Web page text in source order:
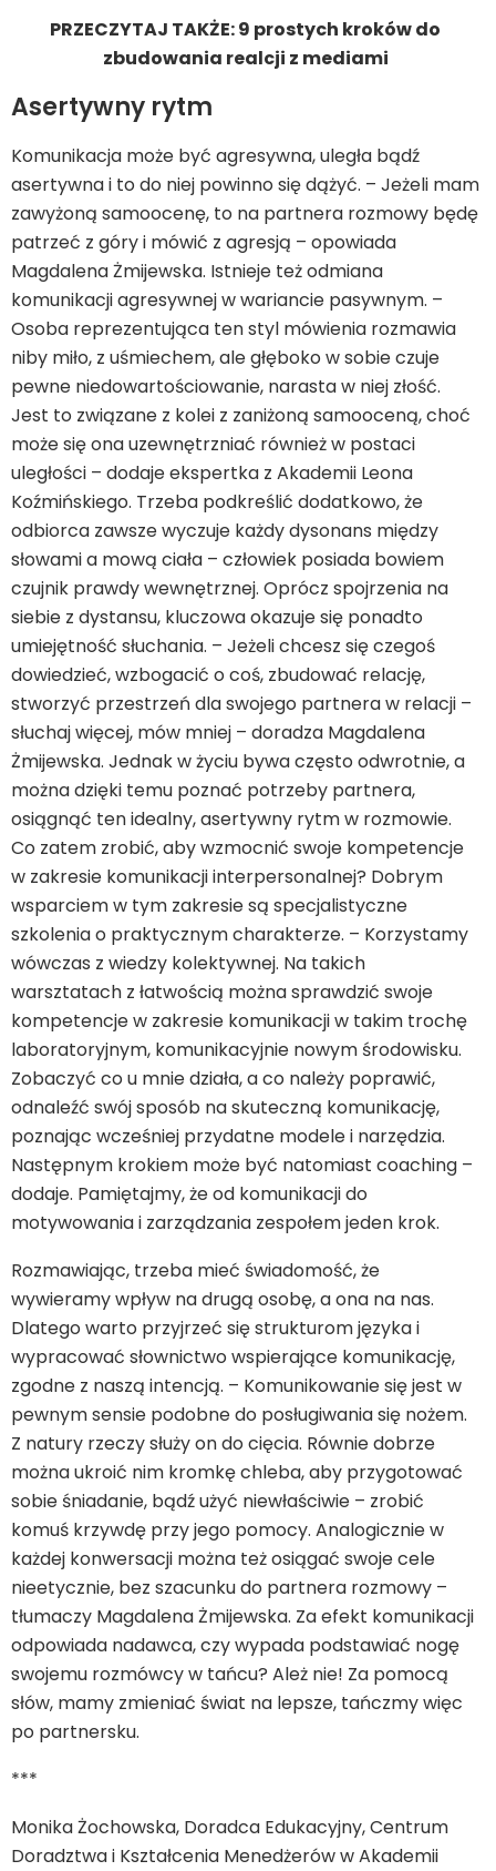
PRZECZYTAJ TAKŻE: 9 prostych kroków do
zbudowania realcji z mediami
Asertywny rytm
Komunikacja może być agresywna, uległa bądź
asertywna i to do niej powinno się dążyć. – Jeżeli mam
zawyżoną samoocenę, to na partnera rozmowy będę
patrzeć z góry i mówić z agresją – opowiada
Magdalena Żmijewska. Istnieje też odmiana
komunikacji agresywnej w wariancie pasywnym. –
Osoba reprezentująca ten styl mówienia rozmawia
niby miło, z uśmiechem, ale głęboko w sobie czuje
pewne niedowartościowanie, narasta w niej złość.
Jest to związane z kolei z zaniżoną samooceną, choć
może się ona uzewnętrzniać również w postaci
uległości – dodaje ekspertka z Akademii Leona
Koźmińskiego. Trzeba podkreślić dodatkowo, że
odbiorca zawsze wyczuje każdy dysonans między
słowami a mową ciała – człowiek posiada bowiem
czujnik prawdy wewnętrznej. Oprócz spojrzenia na
siebie z dystansu, kluczowa okazuje się ponadto
umiejętność słuchania. – Jeżeli chcesz się czegoś
dowiedzieć, wzbogacić o coś, zbudować relację,
stworzyć przestrzeń dla swojego partnera w relacji –
słuchaj więcej, mów mniej – doradza Magdalena
Żmijewska. Jednak w życiu bywa często odwrotnie, a
można dzięki temu poznać potrzeby partnera,
osiągnąć ten idealny, asertywny rytm w rozmowie.
Co zatem zrobić, aby wzmocnić swoje kompetencje
w zakresie komunikacji interpersonalnej? Dobrym
wsparciem w tym zakresie są specjalistyczne
szkolenia o praktycznym charakterze. – Korzystamy
wówczas z wiedzy kolektywnej. Na takich
warsztatach z łatwością można sprawdzić swoje
kompetencje w zakresie komunikacji w takim trochę
laboratoryjnym, komunikacyjnie nowym środowisku.
Zobaczyć co u mnie działa, a co należy poprawić,
odnaleźć swój sposób na skuteczną komunikację,
poznając wcześniej przydatne modele i narzędzia.
Następnym krokiem może być natomiast coaching –
dodaje. Pamiętajmy, że od komunikacji do
motywowania i zarządzania zespołem jeden krok.
Rozmawiając, trzeba mieć świadomość, że
wywieramy wpływ na drugą osobę, a ona na nas.
Dlatego warto przyjrzeć się strukturom języka i
wypracować słownictwo wspierające komunikację,
zgodne z naszą intencją. – Komunikowanie się jest w
pewnym sensie podobne do posługiwania się nożem.
Z natury rzeczy służy on do cięcia. Równie dobrze
można ukroić nim kromkę chleba, aby przygotować
sobie śniadanie, bądź użyć niewłaściwie – zrobić
komuś krzywdę przy jego pomocy. Analogicznie w
każdej konwersacji można też osiągać swoje cele
nieetycznie, bez szacunku do partnera rozmowy –
tłumaczy Magdalena Żmijewska. Za efekt komunikacji
odpowiada nadawca, czy wypada podstawiać nogę
swojemu rozmówcy w tańcu? Ależ nie! Za pomocą
słów, mamy zmieniać świat na lepsze, tańczmy więc
po partnersku.
***
Monika Żochowska, Doradca Edukacyjny, Centrum
Doradztwa i Kształcenia Menedżerów w Akademii